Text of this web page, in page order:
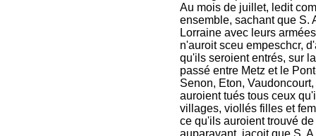
Au mois de juillet, ledit
ensemble, sachant que S.
Lorraine avec leurs
n'auroit sceu empeschcr,
qu'ils seroient entrés, sur
passé entre Metz et le
Senon, Eton,
auroient tués tous ceux
villages, viollés filles et
ce qu'ils auroient trouvé
auparavant, jaçoit que S.